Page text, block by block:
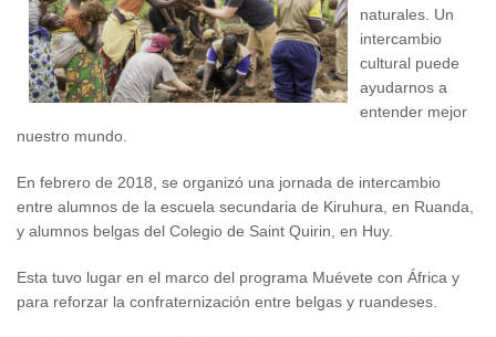
naturales. Un
intercambio
cultural puede
ayudarnos a
entender mejor
nuestro mundo.
En febrero de 2018, se organizó una jornada de intercambio
entre alumnos de la escuela secundaria de Kiruhura, en Ruanda,
y alumnos belgas del Colegio de Saint Quirin, en Huy.
Esta tuvo lugar en el marco del programa Muévete con África y
para reforzar la confraternización entre belgas y ruandeses.